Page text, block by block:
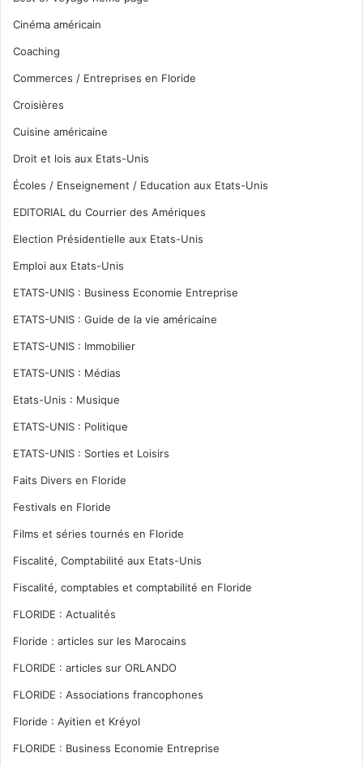
Cinéma américain
Coaching
Commerces / Entreprises en Floride
Croisières
Cuisine américaine
Droit et lois aux Etats-Unis
Écoles / Enseignement / Education aux Etats-Unis
EDITORIAL du Courrier des Amériques
Election Présidentielle aux Etats-Unis
Emploi aux Etats-Unis
ETATS-UNIS : Business Economie Entreprise
ETATS-UNIS : Guide de la vie américaine
ETATS-UNIS : Immobilier
ETATS-UNIS : Médias
Etats-Unis : Musique
ETATS-UNIS : Politique
ETATS-UNIS : Sorties et Loisirs
Faits Divers en Floride
Festivals en Floride
Films et séries tournés en Floride
Fiscalité, Comptabilité aux Etats-Unis
Fiscalité, comptables et comptabilité en Floride
FLORIDE : Actualités
Floride : articles sur les Marocains
FLORIDE : articles sur ORLANDO
FLORIDE : Associations francophones
Floride : Ayitien et Kréyol
FLORIDE : Business Economie Entreprise